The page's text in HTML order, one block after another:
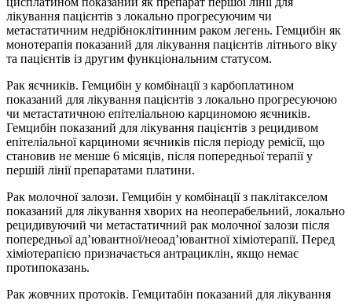
лікування пацієнтів з локально прогресуючим чи
метастатичним недрібноклітинним раком легень. Гемцибін як
монотерапія показаний для лікування пацієнтів літнього віку
та пацієнтів із другим функціональним статусом.
Рак яєчників. Гемцибін у комбінації з карбоплатином
показаний для лікування пацієнтів з локально прогресуючою
чи метастатичною епітеліальною карциномою яєчників.
Гемцибін показаний для лікування пацієнтів з рецидивом
епітеліальної карциноми яєчників після періоду ремісії, що
становив не менше 6 місяців, після попередньої терапії у
першій лінії препаратами платини.
Рак молочної залози. Гемцибін у комбінації з паклітакселом
показаний для лікування хворих на неоперабельний, локально
рецидивуючий чи метастатичний рак молочної залози після
попередньої ад’ювантної/неоад’ювантної хіміотерапії. Перед
хіміотерапією призначається антрациклін, якщо немає
протипоказань.
Рак жовчних протоків. Гемцитабін показаний для лікування